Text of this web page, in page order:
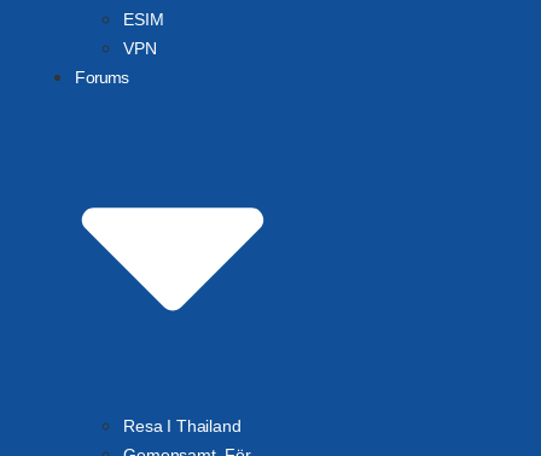
ESIM
VPN
Forums
Resa I Thailand